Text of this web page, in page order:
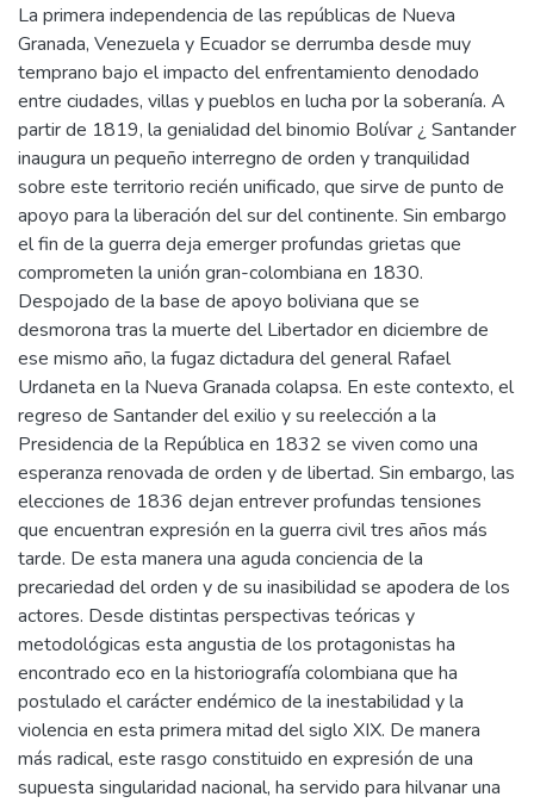
La primera independencia de las repúblicas de Nueva
Granada, Venezuela y Ecuador se derrumba desde muy
temprano bajo el impacto del enfrentamiento denodado
entre ciudades, villas y pueblos en lucha por la soberanía. A
partir de 1819, la genialidad del binomio Bolívar ¿ Santander
inaugura un pequeño interregno de orden y tranquilidad
sobre este territorio recién unificado, que sirve de punto de
apoyo para la liberación del sur del continente. Sin embargo
el fin de la guerra deja emerger profundas grietas que
comprometen la unión gran-colombiana en 1830.
Despojado de la base de apoyo boliviana que se
desmorona tras la muerte del Libertador en diciembre de
ese mismo año, la fugaz dictadura del general Rafael
Urdaneta en la Nueva Granada colapsa. En este contexto, el
regreso de Santander del exilio y su reelección a la
Presidencia de la República en 1832 se viven como una
esperanza renovada de orden y de libertad. Sin embargo, las
elecciones de 1836 dejan entrever profundas tensiones
que encuentran expresión en la guerra civil tres años más
tarde. De esta manera una aguda conciencia de la
precariedad del orden y de su inasibilidad se apodera de los
actores. Desde distintas perspectivas teóricas y
metodológicas esta angustia de los protagonistas ha
encontrado eco en la historiografía colombiana que ha
postulado el carácter endémico de la inestabilidad y la
violencia en esta primera mitad del siglo XIX. De manera
más radical, este rasgo constituido en expresión de una
supuesta singularidad nacional, ha servido para hilvanar una